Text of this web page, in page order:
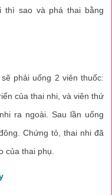
thì sao và phá thai bằng
phải uống 2 viên thuốc:
của thai nhi, và viên thứ
ra ngoài. Sau lần uống
Chứng tỏ, thai nhi đã
của thai phụ.